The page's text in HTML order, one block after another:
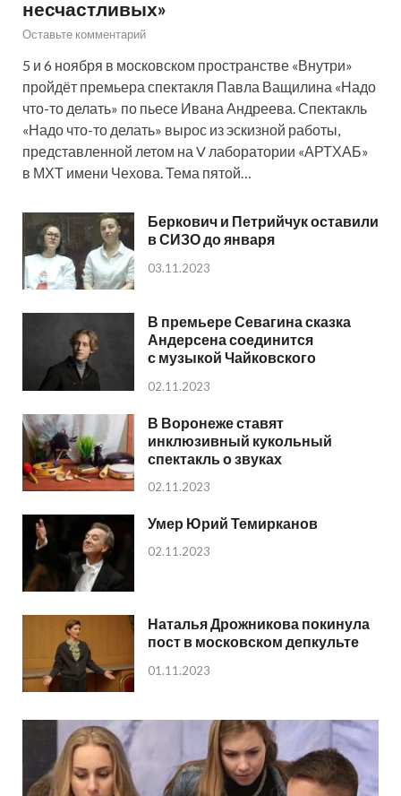
несчастливых»
Оставьте комментарий
5 и 6 ноября в московском пространстве «Внутри»
пройдёт премьера спектакля Павла Ващилина «Надо
что-то делать» по пьесе Ивана Андреева. Спектакль
«Надо что-то делать» вырос из эскизной работы,
представленной летом на V лаборатории «АРТХАБ»
в МХТ имени Чехова. Тема пятой…
Беркович и Петрийчук оставили
в СИЗО до января
03.11.2023
В премьере Севагина сказка
Андерсена соединится
с музыкой Чайковского
02.11.2023
В Воронеже ставят
инклюзивный кукольный
спектакль о звуках
02.11.2023
Умер Юрий Темирканов
02.11.2023
Наталья Дрожникова покинула
пост в московском депкульте
01.11.2023